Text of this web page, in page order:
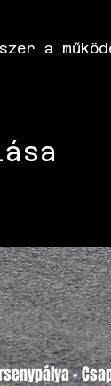
a
-